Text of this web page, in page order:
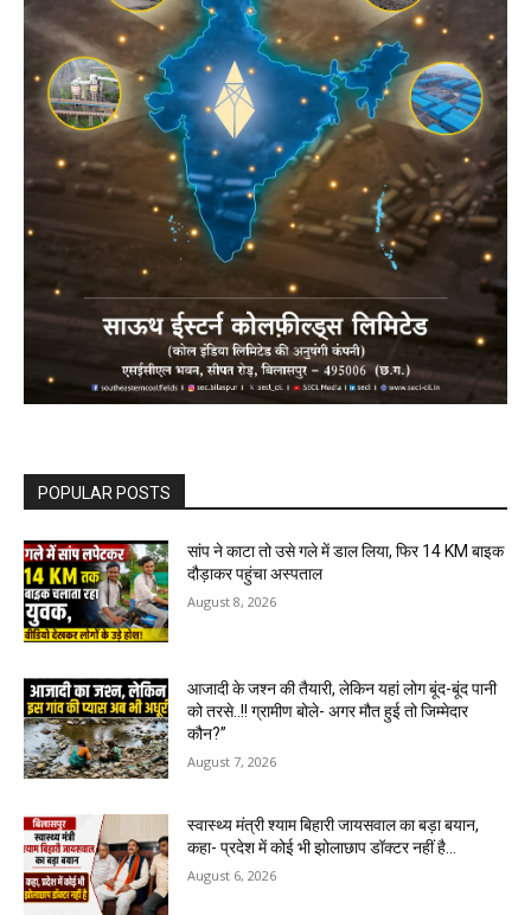
POPULAR POSTS
सांप ने काटा तो उसे गले में डाल लिया, फिर 14 KM बाइक
दौड़ाकर पहुंचा अस्पताल
August 8, 2026
आजादी के जश्न की तैयारी, लेकिन यहां लोग बूंद-बूंद पानी
को तरसे..!! ग्रामीण बोले- अगर मौत हुई तो जिम्मेदार
कौन?”
August 7, 2026
स्वास्थ्य मंत्री श्याम बिहारी जायसवाल का बड़ा बयान,
कहा- प्रदेश में कोई भी झोलाछाप डॉक्टर नहीं है…
August 6, 2026